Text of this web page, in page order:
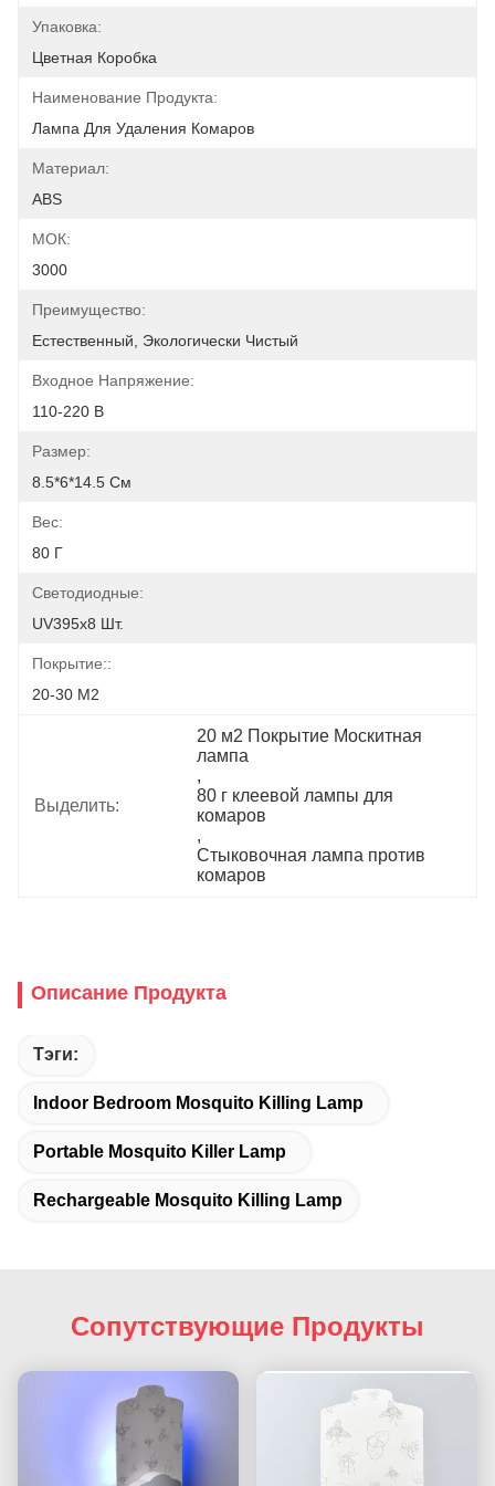
Упаковка:
Цветная Коробка
Наименование Продукта:
Лампа Для Удаления Комаров
Материал:
ABS
МОК:
3000
Преимущество:
Естественный, Экологически Чистый
Входное Напряжение:
110-220 В
Размер:
8.5*6*14.5 См
Вес:
80 Г
Светодиодные:
UV395x8 Шт.
Покрытие::
20-30 М2
Выделить:
20 м2 Покрытие Москитная
лампа
,
80 г клеевой лампы для
комаров
,
Стыковочная лампа против
комаров
Описание Продукта
Тэги:
Indoor Bedroom Mosquito Killing Lamp
Portable Mosquito Killer Lamp
Rechargeable Mosquito Killing Lamp
Сопутствующие Продукты